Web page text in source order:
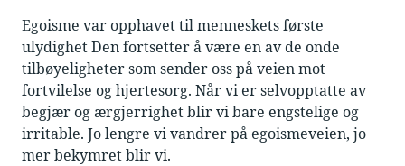
Egoisme var opphavet til menneskets første
ulydighet Den fortsetter å være en av de onde
tilbøyeligheter som sender oss på veien mot
fortvilelse og hjertesorg. Når vi er selvopptatte av
begjær og ærgjerrighet blir vi bare engstelige og
irritable. Jo lengre vi vandrer på egoismeveien, jo
mer bekymret blir vi.